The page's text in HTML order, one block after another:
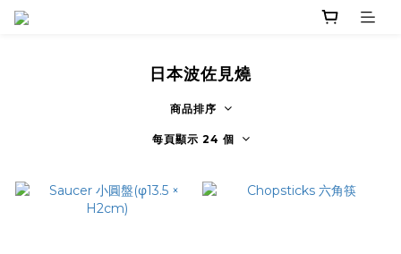
日本波佐見燒
商品排序
每頁顯示 24 個